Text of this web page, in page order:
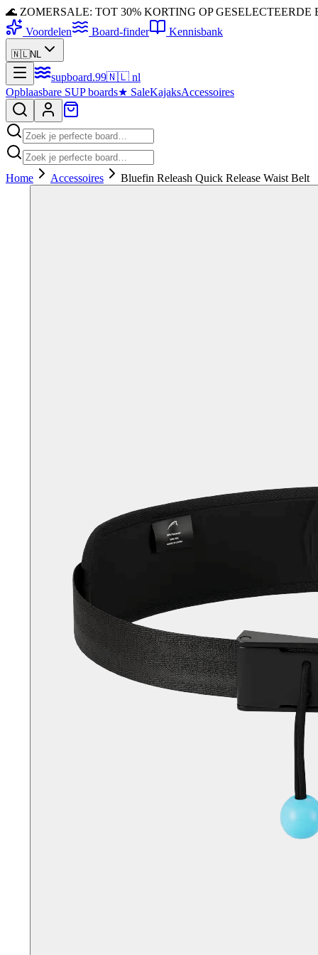
🌊 ZOMERSALE: TOT 30% KORTING OP GESELECTEERDE
Voordelen
Board-finder Kennisbank
🇳🇱NL
supboard.99🇳🇱 nl
Opblaasbare SUP boards★ SaleKajaksAccessoires
Home Accessoires Bluefin Releash Quick Release Waist Belt